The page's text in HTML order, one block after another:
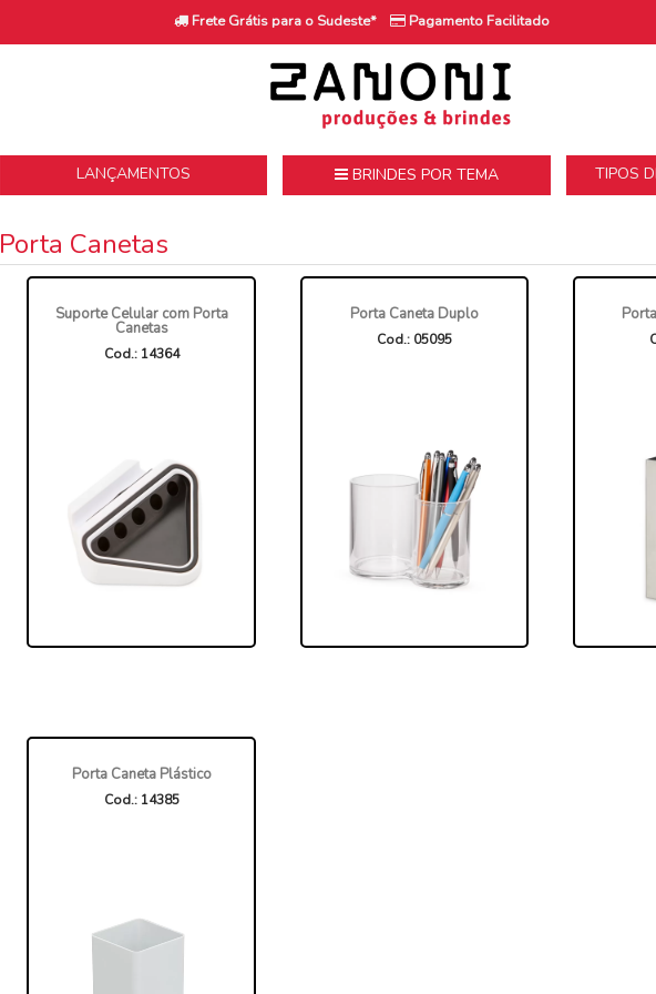
Frete Grátis para o Sudeste* Pagamento Facilitado
LANÇAMENTOS BRINDES POR TEMA TIPOS
Porta Canetas
Suporte Celular com Porta
Canetas
Cod.: 14364
Porta Caneta Duplo
Cod.: 05095
Porta Caneta Plástico
Cod.: 14385